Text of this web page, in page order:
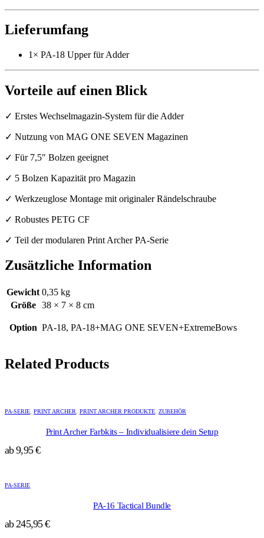
Lieferumfang
1× PA-18 Upper für Adder
Vorteile auf einen Blick
✓ Erstes Wechselmagazin-System für die Adder
✓ Nutzung von MAG ONE SEVEN Magazinen
✓ Für 7,5″ Bolzen geeignet
✓ 5 Bolzen Kapazität pro Magazin
✓ Werkzeuglose Montage mit originaler Rändelschraube
✓ Robustes PETG CF
✓ Teil der modularen Print Archer PA-Serie
Zusätzliche Information
Gewicht 0,35 kg
Größe
38 × 7 × 8 cm
Option PA-18, PA-18+MAG ONE SEVEN+ExtremeBows
Related Products
Produkt
auf.
können
gewählt
PA-SERIE PRINT ARCHER PRINT ARCHER PRODUKTE ZUBEHÖR
Print Archer Farbkits – Individualisiere dein Setup
ab9,95€
Produkt
auf.
PA-SERIE
PA-16 Tactical Bundle
ab 245,95€